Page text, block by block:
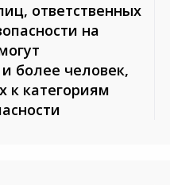
ответственных
на
более человек,
к категориям